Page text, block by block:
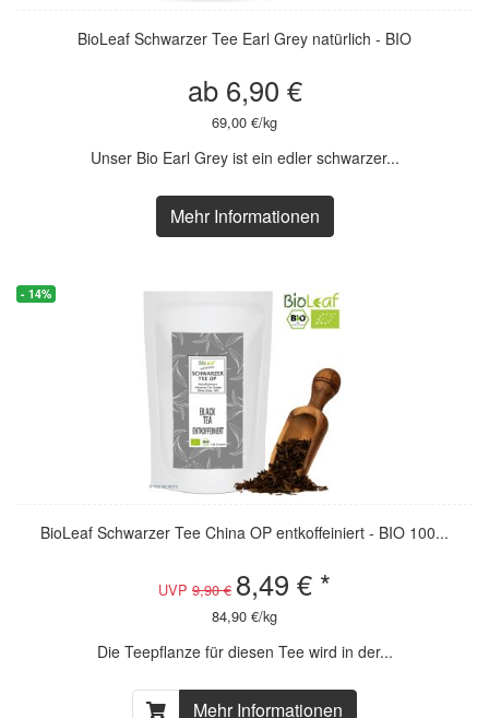
BioLeaf Schwarzer Tee Earl Grey natürlich - BIO
ab 6,90 €
69,00 €/kg
Unser Bio Earl Grey ist ein edler schwarzer...
Mehr Informationen
- 14%
- 14%
BioLeaf Schwarzer Tee China OP entkoffeiniert - BIO 100...
UVP 9,90 € 8,49 € *
84,90 €/kg
Die Teepflanze für diesen Tee wird in der...
Mehr Informationen